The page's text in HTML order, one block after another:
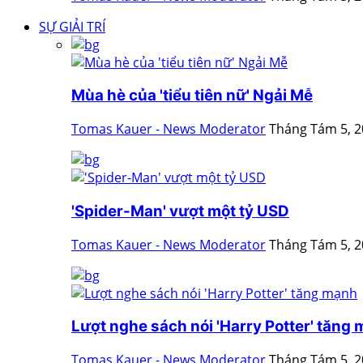
SỰ GIẢI TRÍ
Mùa hè của 'tiểu tiên nữ' Ngải Mễ
Tomas Kauer - News ModeratorTháng Tám 5,
'Spider-Man' vượt một tỷ USD
Tomas Kauer - News ModeratorTháng Tám 5,
Lượt nghe sách nói 'Harry Potter' tăng